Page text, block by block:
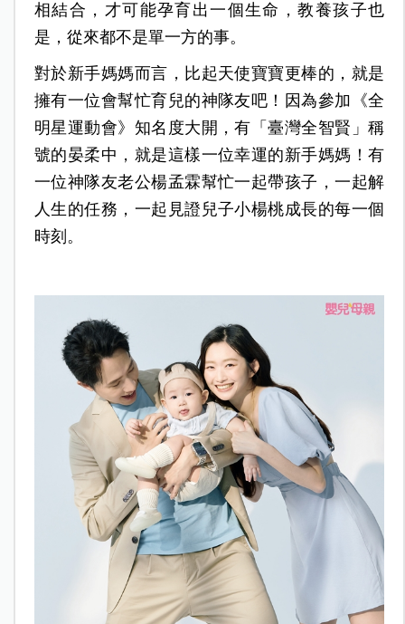
相結合，才可能孕育出一個生命，教養孩子也
是，從來都不是單一方的事。
對於新手媽媽而言，比起天使寶寶更棒的，就是
擁有一位會幫忙育兒的神隊友吧！因為參加《全
明星運動會》知名度大開，有「臺灣全智賢」稱
號的晏柔中，就是這樣一位幸運的新手媽媽！有
一位神隊友老公楊孟霖幫忙一起帶孩子，一起解
人生的任務，一起見證兒子小楊桃成長的每一個
時刻。